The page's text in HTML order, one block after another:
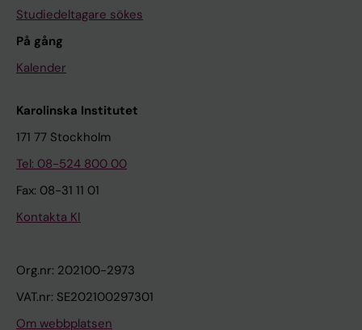
Studiedeltagare sökes
På gång
Kalender
Karolinska Institutet
171 77 Stockholm
Tel: 08-524 800 00
Fax: 08-31 11 01
Kontakta KI
Org.nr: 202100-2973
VAT.nr: SE202100297301
Om webbplatsen